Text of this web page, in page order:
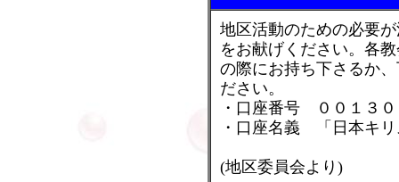
地区活動のための必要
をお献げください。各
の際にお持ち下さるか
ださい。
・口座番号 ００１３
・口座名義 「日本キ
(地区委員会より)